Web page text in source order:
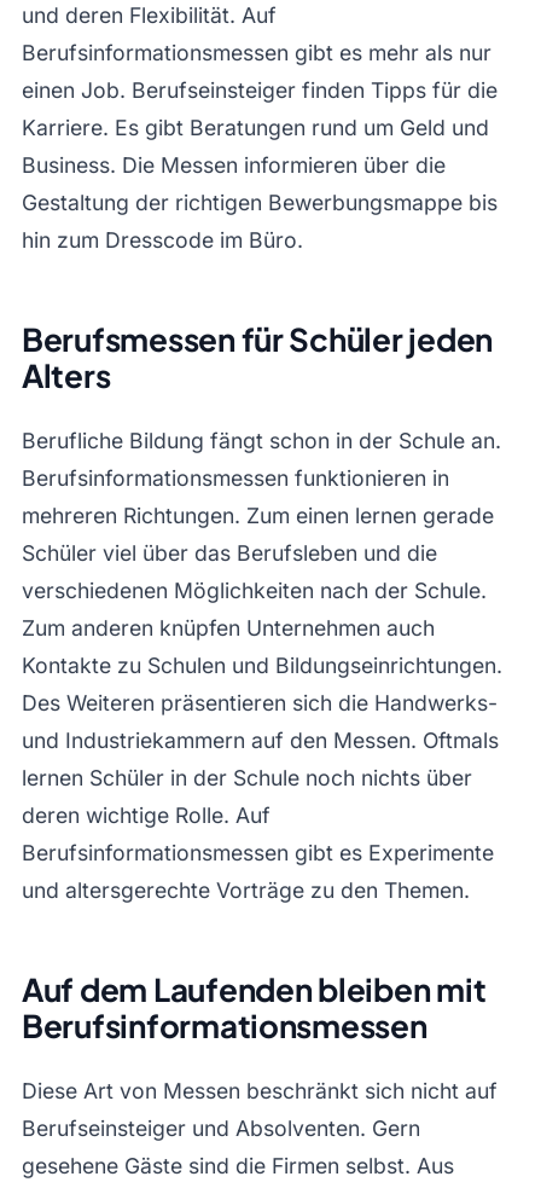
und deren Flexibilität. Auf
Berufsinformationsmessen gibt es mehr als nur
einen Job. Berufseinsteiger finden Tipps für die
Karriere. Es gibt Beratungen rund um Geld und
Business. Die Messen informieren über die
Gestaltung der richtigen Bewerbungsmappe bis
hin zum Dresscode im Büro.
Berufsmessen für Schüler jeden
Alters
Berufliche Bildung fängt schon in der Schule an.
Berufsinformationsmessen funktionieren in
mehreren Richtungen. Zum einen lernen gerade
Schüler viel über das Berufsleben und die
verschiedenen Möglichkeiten nach der Schule.
Zum anderen knüpfen Unternehmen auch
Kontakte zu Schulen und Bildungseinrichtungen.
Des Weiteren präsentieren sich die Handwerks-
und Industriekammern auf den Messen. Oftmals
lernen Schüler in der Schule noch nichts über
deren wichtige Rolle. Auf
Berufsinformationsmessen gibt es Experimente
und altersgerechte Vorträge zu den Themen.
Auf dem Laufenden bleiben mit
Berufsinformationsmessen
Diese Art von Messen beschränkt sich nicht auf
Berufseinsteiger und Absolventen. Gern
gesehene Gäste sind die Firmen selbst. Aus